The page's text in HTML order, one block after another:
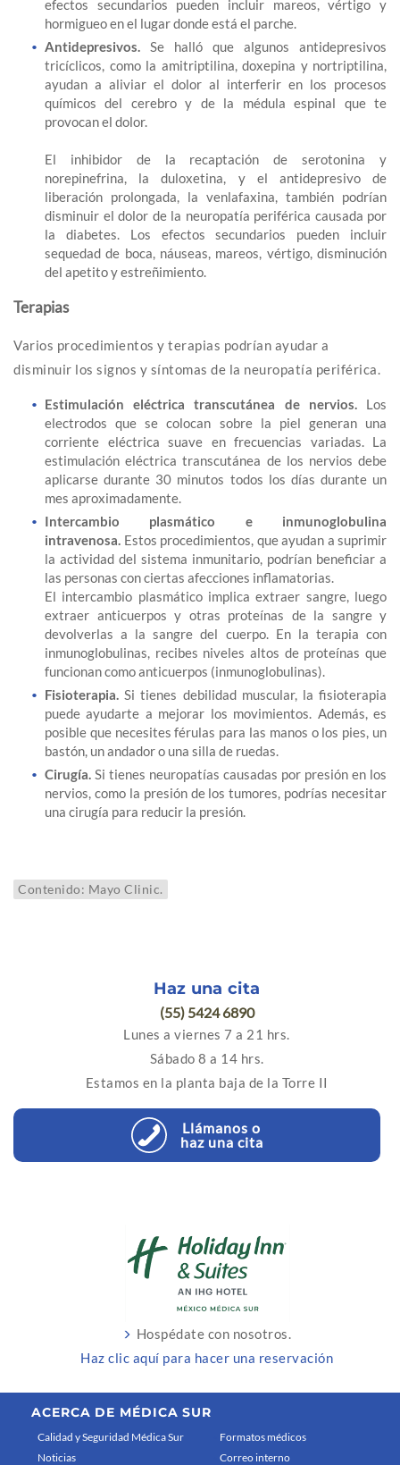
efectos secundarios pueden incluir mareos, vértigo y
hormigueo en el lugar donde está el parche.
Antidepresivos. Se halló que algunos antidepresivos
tricíclicos, como la amitriptilina, doxepina y nortriptilina,
ayudan a aliviar el dolor al interferir en los procesos
químicos del cerebro y de la médula espinal que te
provocan el dolor.
El inhibidor de la recaptación de serotonina y
norepinefrina, la duloxetina, y el antidepresivo de
liberación prolongada, la venlafaxina, también podrían
disminuir el dolor de la neuropatía periférica causada por
la diabetes. Los efectos secundarios pueden incluir
sequedad de boca, náuseas, mareos, vértigo, disminución
del apetito y estreñimiento.
Terapias
Varios procedimientos y terapias podrían ayudar a
disminuir los signos y síntomas de la neuropatía periférica.
Estimulación eléctrica transcutánea de nervios.Los
electrodos que se colocan sobre la piel generan una
corriente eléctrica suave en frecuencias variadas. La
estimulación eléctrica transcutánea de los nervios debe
aplicarse durante 30 minutos todos los días durante un
mes aproximadamente.
Intercambio plasmático e inmunoglobulina
intravenosa. Estos procedimientos, que ayudan a suprimir
la actividad del sistema inmunitario, podrían beneficiar a
las personas con ciertas afecciones inflamatorias.
El intercambio plasmático implica extraer sangre, luego
extraer anticuerpos y otras proteínas de la sangre y
devolverlas a la sangre del cuerpo. En la terapia con
inmunoglobulinas, recibes niveles altos de proteínas que
funcionan como anticuerpos (inmunoglobulinas).
Fisioterapia. Si tienes debilidad muscular, la fisioterapia
puede ayudarte a mejorar los movimientos. Además, es
posible que necesites férulas para las manos o los pies, un
bastón, un andador o una silla de ruedas.
Cirugía. Si tienes neuropatías causadas por presión en los
nervios, como la presión de los tumores, podrías necesitar
una cirugía para reducir la presión.
Contenido: Mayo Clinic.
Haz una cita
(55) 5424 6890
Lunes a viernes 7 a 21 hrs.
Sábado 8 a 14 hrs.
Estamos en la planta baja de la Torre II
Llámanos o
haz una cita
Hospédate con nosotros.
Haz clic aquí para hacer una reservación
ACERCA DE MÉDICA SUR
Calidad y Seguridad Médica Sur
Noticias
Formatos médicos
Correo interno